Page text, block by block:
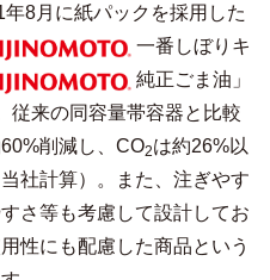
年8月に紙パックを採用した
一番しぼりキ
純正ごま油」
従来の同容量帯容器と比較
60%削減し、 CO2は約26%以
社計算）。また、注ぎやす
さ等も考慮して設計してお
性にも配慮した商品という